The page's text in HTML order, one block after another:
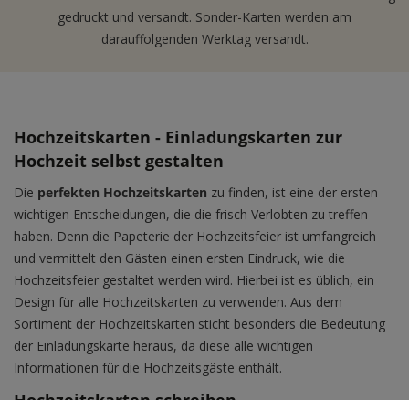
gedruckt und versandt. Sonder-Karten werden am
darauffolgenden Werktag versandt.
Hochzeitskarten - Einladungskarten zur
Hochzeit selbst gestalten
Die perfekten Hochzeitskarten zu finden, ist eine der ersten
wichtigen Entscheidungen, die die frisch Verlobten zu treffen
haben. Denn die Papeterie der Hochzeitsfeier ist umfangreich
und vermittelt den Gästen einen ersten Eindruck, wie die
Hochzeitsfeier gestaltet werden wird. Hierbei ist es üblich, ein
Design für alle Hochzeitskarten zu verwenden. Aus dem
Sortiment der Hochzeitskarten sticht besonders die Bedeutung
der Einladungskarte heraus, da diese alle wichtigen
Informationen für die Hochzeitsgäste enthält.